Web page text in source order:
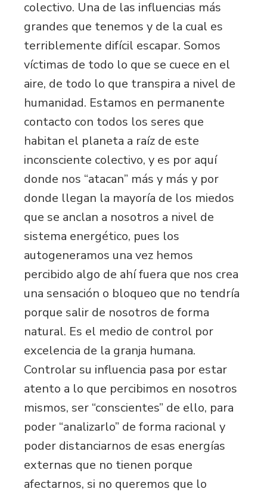
colectivo. Una de las influencias más
grandes que tenemos y de la cual es
terriblemente difícil escapar. Somos
víctimas de todo lo que se cuece en el
aire, de todo lo que transpira a nivel de
humanidad. Estamos en permanente
contacto con todos los seres que
habitan el planeta a raíz de este
inconsciente colectivo, y es por aquí
donde nos “atacan” más y más y por
donde llegan la mayoría de los miedos
que se anclan a nosotros a nivel de
sistema energético, pues los
autogeneramos una vez hemos
percibido algo de ahí fuera que nos crea
una sensación o bloqueo que no tendría
porque salir de nosotros de forma
natural. Es el medio de control por
excelencia de la granja humana.
Controlar su influencia pasa por estar
atento a lo que percibimos en nosotros
mismos, ser “conscientes” de ello, para
poder “analizarlo” de forma racional y
poder distanciarnos de esas energías
externas que no tienen porque
afectarnos, si no queremos que lo